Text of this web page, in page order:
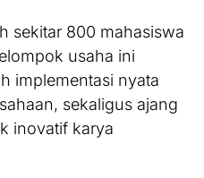
sekitar 800 mahasiswa
usaha ini
implementasi nyata
sekaligus ajang
inovatif karya